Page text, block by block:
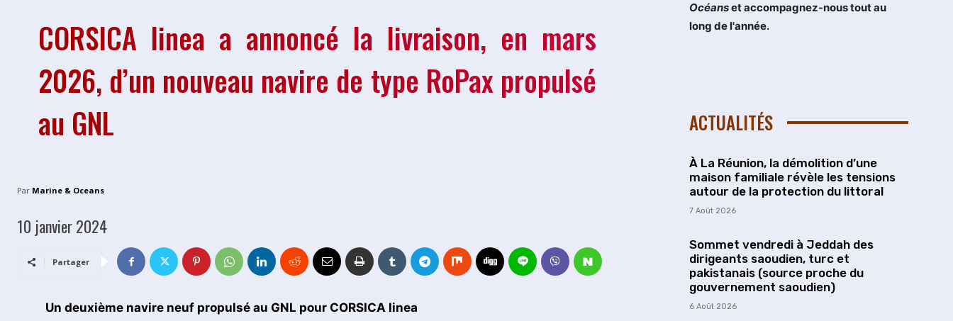
CORSICA linea a annoncé la livraison, en mars
2026, d’un nouveau navire de type RoPax propulsé
au GNL
Par Marine & Oceans
10 janvier 2024
Partager
Un deuxième navire neuf propulsé au GNL pour CORSICA linea
Océanset accompagnez-nous tout au
long de l'année.
ACTUALITÉS
À La Réunion, la démolition d’une
maison familiale révèle les tensions
autour de la protection du littoral
7 Août 2026
Sommet vendredi à Jeddah des
dirigeants saoudien, turc et
pakistanais (source proche du
gouvernement saoudien)
6 Août 2026